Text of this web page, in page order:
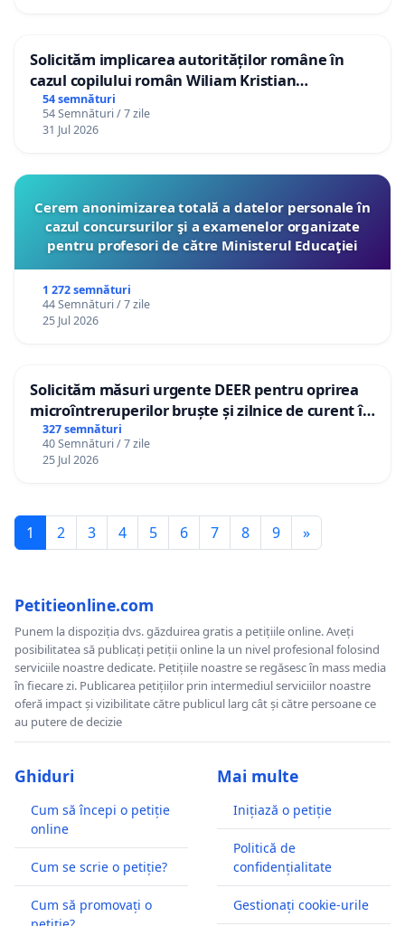
Solicităm implicarea autorităților române în
cazul copilului român Wiliam Kristian
Gheorghe, aflat în plasament în Danemarca de
12 ani
54 semnături
54 Semnături / 7 zile
31 Jul 2026
Cerem anonimizarea totală a datelor personale în
cazul concursurilor şi a examenelor organizate
pentru profesori de către Ministerul Educaţiei
1 272 semnături
44 Semnături / 7 zile
25 Jul 2026
Solicităm măsuri urgente DEER pentru oprirea
microîntreruperilor bruște și zilnice de curent în
Sâncraiu de Mureș și Nazna
327 semnături
40 Semnături / 7 zile
25 Jul 2026
1 2 3 4 5 6 7 8 9 »
Petitieonline.com
Punem la dispoziția dvs. găzduirea gratis a petițiile online. Aveți
posibilitatea să publicați petiții online la un nivel profesional folosind
serviciile noastre dedicate. Petițiile noastre se regăsesc în mass media
în fiecare zi. Publicarea petițiilor prin intermediul serviciilor noastre
oferă impact și vizibilitate către publicul larg cât și către persoane ce
au putere de decizie
Ghiduri
Cum să începi o petiție
online
Cum se scrie o petiție?
Cum să promovați o
Mai multe
Inițiază o petiție
Politică de
confidențialitate
Gestionați cookie-urile